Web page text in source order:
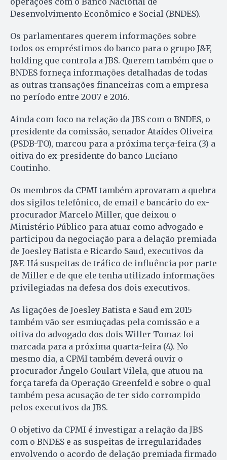
Desenvolvimento Econômico e Social (BNDES).
Os parlamentares querem informações sobre
todos os empréstimos do banco para o grupo J&F,
holding que controla a JBS. Querem também que o
BNDES forneça informações detalhadas de todas
as outras transações financeiras com a empresa
no período entre 2007 e 2016.
Ainda com foco na relação da JBS com o BNDES, o
presidente da comissão, senador Ataídes Oliveira
(PSDB-TO), marcou para a próxima terça-feira (3) a
oitiva do ex-presidente do banco Luciano
Coutinho.
Os membros da CPMI também aprovaram a quebra
dos sigilos telefônico, de email e bancário do ex-
procurador Marcelo Miller, que deixou o
Ministério Público para atuar como advogado e
participou da negociação para a delação premiada
de Joesley Batista e Ricardo Saud, executivos da
J&F. Há suspeitas de tráfico de influência por parte
de Miller e de que ele tenha utilizado informações
privilegiadas na defesa dos dois executivos.
As ligações de Joesley Batista e Saud em 2015
também vão ser esmiuçadas pela comissão e a
oitiva do advogado dos dois Willer Tomaz foi
marcada para a próxima quarta-feira (4). No
mesmo dia, a CPMI também deverá ouvir o
procurador Ângelo Goulart Vilela, que atuou na
força tarefa da Operação Greenfeld e sobre o qual
também pesa acusação de ter sido corrompido
pelos executivos da JBS.
O objetivo da CPMI é investigar a relação da JBS
com o BNDES e as suspeitas de irregularidades
envolvendo o acordo de delação premiada firmado